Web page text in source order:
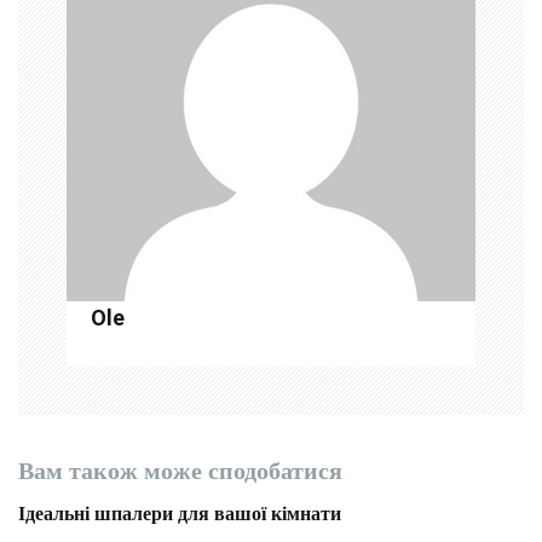
Ole
Вам також може сподобатися
Ідеальні шпалери для вашої кімнати